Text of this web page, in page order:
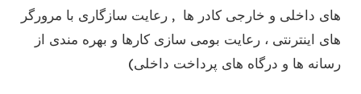
های داخلی و خارجی کادر ها , رعایت سازگاری با مرورگر
های اینترنتی ، رعایت بومی سازی کارها و بهره مندی از
رسانه ها و درگاه های پرداخت داخلی)